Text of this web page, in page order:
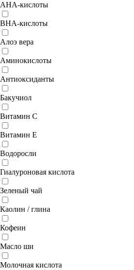
AHA-кислоты
BHA-кислоты
Алоэ вера
Аминокислоты
Антиоксиданты
Бакучиол
Витамин C
Витамин E
Водоросли
Гиалуроновая кислота
Зеленый чай
Каолин / глина
Кофеин
Масло ши
Молочная кислота